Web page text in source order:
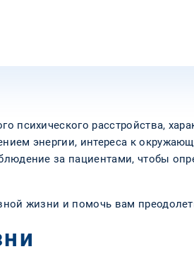
психического расстройства,
энергии, интереса к
за пациентами, чтобы
жизни и помочь вам